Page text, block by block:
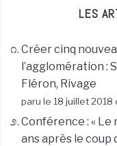
LES
Créer cinq
l’agglomération :
Fléron, Rivage
paru le 18 juillet 2018
Conférence : «
ans après le coup